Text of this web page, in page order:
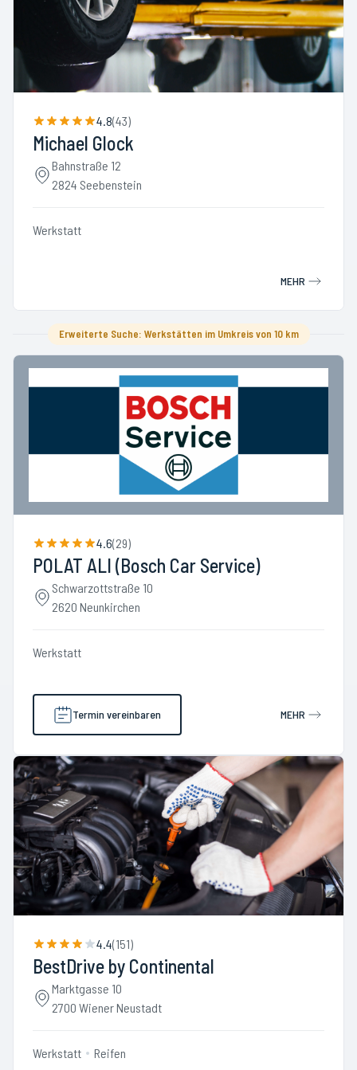
4.8(43)
Michael Glock
Bahnstraße 12
2824 Seebenstein
Werkstatt
MEHR
Erweiterte Suche: Werkstätten im Umkreis von 10 km
4.6(29)
POLAT ALI (Bosch Car Service)
Schwarzottstraße 10
2620 Neunkirchen
Werkstatt
Termin vereinbaren MEHR
4.4(151)
BestDrive by Continental
Marktgasse 10
2700 Wiener Neustadt
Werkstatt Reifen